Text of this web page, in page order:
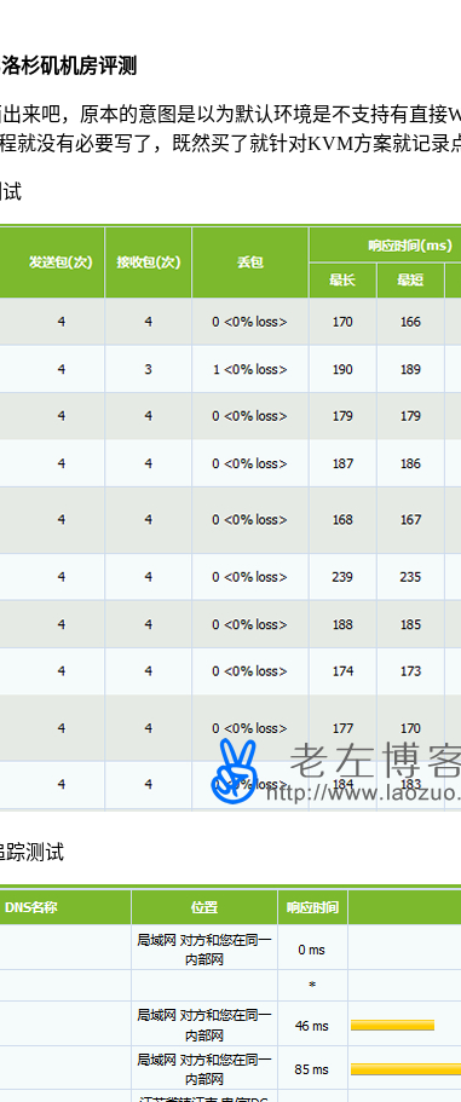
杉矶机房评测
来吧，原本的意图是以为默认环境是不支持有直
就没有必要写了，既然买了就针对KVM方案就记录
踪测试